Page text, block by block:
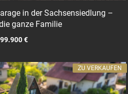
in der Sachsensiedlung –
ganze Familie
99.900 €
ZU VERKAUFEN